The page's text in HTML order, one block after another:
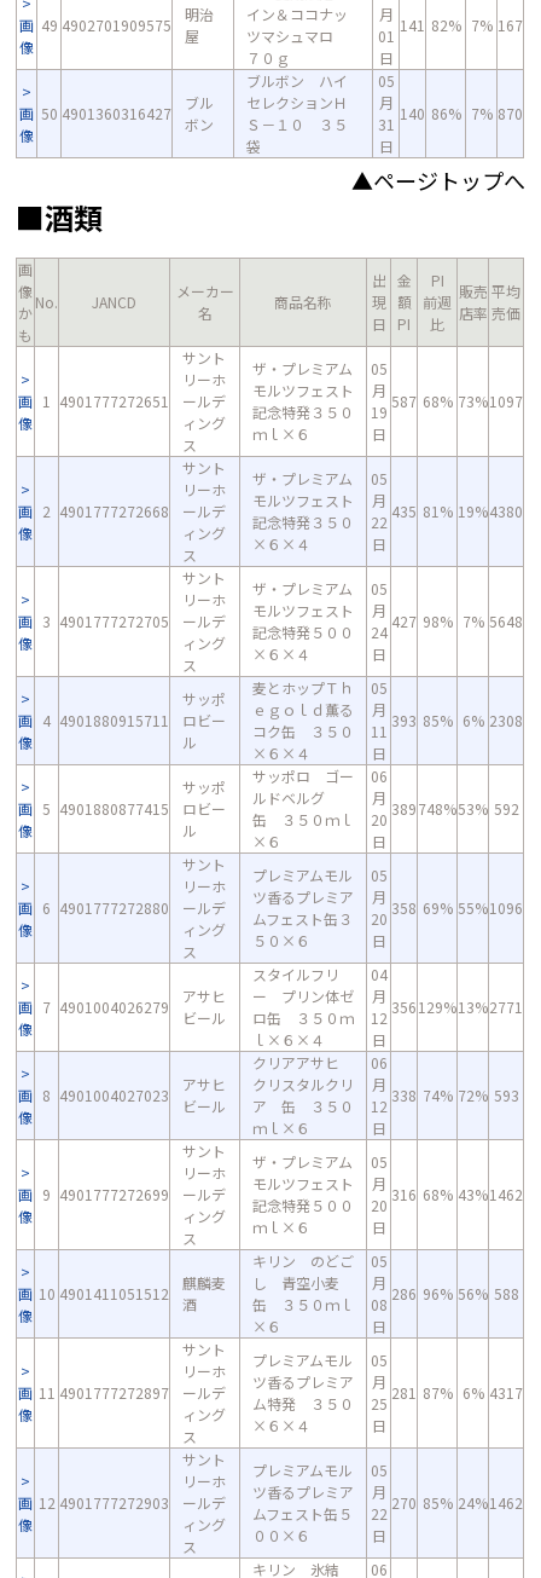
画
像
49 4902701909575
明治
屋
イン＆ココナッ
ツマシュマロ
７０ｇ
月
01
日
141 82% 7% 167
画
像
50 4901360316427
ブル
ボン
ブルボン ハイ
セレクションＨ
Ｓ－１０ ３５
袋
05
月
31
日
140 86% 7% 870
▲ページトップへ
■酒類
画
像
か
も
No. JANCD
メーカー
名
商品名称
出
現
日
金
額
PI
PI
前週
比
販売
店率
平均
売価
画
像
1 4901777272651
サント
リーホ
ールデ
ィング
ス
ザ・プレミアム
モルツフェスト
記念特発３５０
ｍｌ×６
05
月
19
日
587 68% 73%1097
画
像
2 4901777272668
サント
リーホ
ールデ
ィング
ス
ザ・プレミアム
モルツフェスト
記念特発３５０
×６×４
05
月
22
日
435 81% 19%4380
画
像
3 4901777272705
サント
リーホ
ールデ
ィング
ス
ザ・プレミアム
モルツフェスト
記念特発５００
×６×４
05
月
24
日
427 98% 7% 5648
画
像
4 4901880915711
サッポ
ロビー
ル
麦とホップＴｈ
ｅｇｏｌｄ薫る
コク缶 ３５０
×６×４
05
月
11
日
393 85% 6% 2308
画
像
5 4901880877415
サッポ
ロビー
ル
サッポロ ゴー
ルドベルグ
缶 ３５０ｍｌ
×６
06
月
20
日
389748%53% 592
画
像
6 4901777272880
サント
リーホ
ールデ
ィング
ス
プレミアムモル
ツ香るプレミア
ムフェスト缶３
５０×６
05
月
20
日
358 69% 55%1096
画
像
7 4901004026279
アサヒ
ビール
スタイルフリ
ー プリン体ゼ
ロ缶 ３５０ｍ
ｌ×６×４
04
月
12
日
356129%13%2771
画
像
8 4901004027023
アサヒ
ビール
クリアアサヒ
クリスタルクリ
ア 缶 ３５０
ｍｌ×６
06
月
12
日
338 74% 72% 593
画
像
9 4901777272699
サント
リーホ
ールデ
ィング
ス
ザ・プレミアム
モルツフェスト
記念特発５００
ｍｌ×６
05
月
20
日
316 68% 43%1462
画
像
10 4901411051512
麒麟麦
酒
キリン のどご
し 青空小麦
缶 ３５０ｍｌ
×６
05
月
08
日
286 96% 56% 588
画
像
11 4901777272897
サント
リーホ
ールデ
ィング
ス
プレミアムモル
ツ香るプレミア
ム特発 ３５０
×６×４
05
月
25
日
281 87% 6% 4317
画
像
12 4901777272903
サント
リーホ
ールデ
ィング
ス
プレミアムモル
ツ香るプレミア
ムフェスト缶５
００×６
05
月
22
日
270 85% 24%1462
キリン 氷結
06